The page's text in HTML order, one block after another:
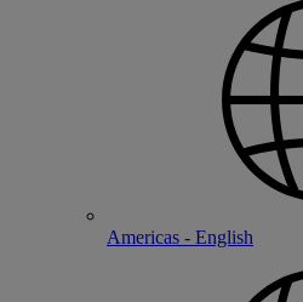
Americas - English